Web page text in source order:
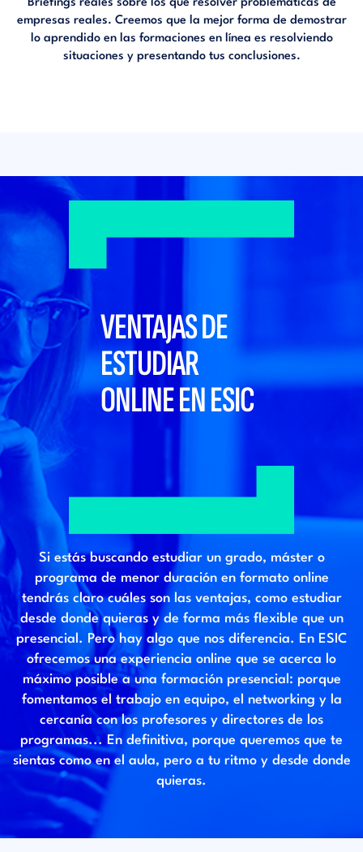
Briefings reales sobre los que resolver problemáticas de
empresas reales. Creemos que la mejor forma de demostrar
lo aprendido en las formaciones en línea es resolviendo
situaciones y presentando tus conclusiones.
VENTAJAS DE
ESTUDIAR
ONLINE EN ESIC
Si estás buscando estudiar un grado, máster o
programa de menor duración en formato online
tendrás claro cuáles son las ventajas, como estudiar
desde donde quieras y de forma más flexible que un
presencial. Pero hay algo que nos diferencia. En ESIC
ofrecemos una experiencia online que se acerca lo
máximo posible a una formación presencial: porque
fomentamos el trabajo en equipo, el networking y la
cercanía con los profesores y directores de los
programas... En definitiva, porque queremos que te
sientas como en el aula, pero a tu ritmo y desde donde
quieras.